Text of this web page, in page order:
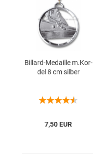
Billard-​​Me­dail­le m.Kor­
del 8 cm sil­ber
7,50 EUR